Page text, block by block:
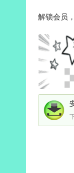
解锁会员